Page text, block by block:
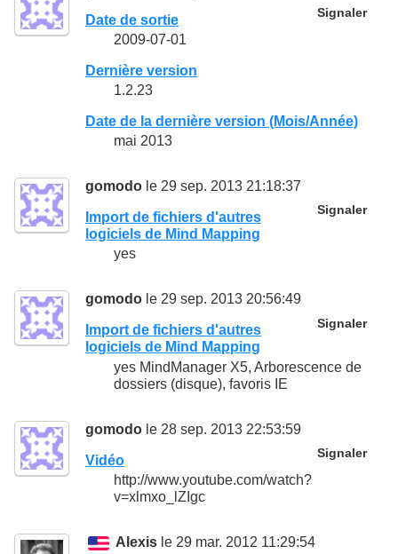
Signaler
Date de sortie
2009-07-01
Dernière version
1.2.23
Date de la dernière version (Mois/Année)
mai 2013
gomodo le 29 sep. 2013 21:18:37
Signaler
Import de fichiers d'autres
logiciels de Mind Mapping
yes
gomodo le 29 sep. 2013 20:56:49
Signaler
Import de fichiers d'autres
logiciels de Mind Mapping
yes MindManager X5, Arborescence de
dossiers (disque), favoris IE
gomodo le 28 sep. 2013 22:53:59
Signaler
Vidéo
http://www.youtube.com/watch?
v=xlmxo_lZIgc
Alexis le 29 mar. 2012 11:29:54